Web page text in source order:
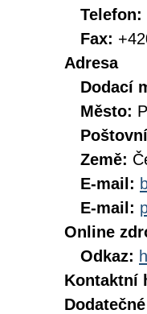
Telefon:
Fax:
Adresa
Dodací
Město:
Země:
E-mail:
E-mail:
Online
Odkaz:
Kontaktní